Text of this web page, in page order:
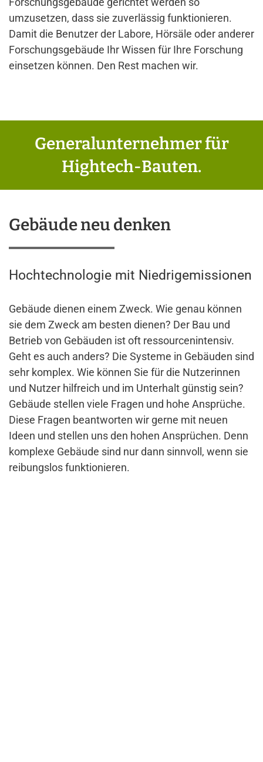
umzusetzen, dass sie zuverlässig funktionieren.
Damit die Benutzer der Labore, Hörsäle oder anderer
Forschungsgebäude Ihr Wissen für Ihre Forschung
einsetzen können. Den Rest machen wir.
Generalunternehmer für
Hightech-Bauten.
Gebäude neu denken
Hochtechnologie mit Niedrigemissionen
Gebäude dienen einem Zweck. Wie genau können
sie dem Zweck am besten dienen? Der Bau und
Betrieb von Gebäuden ist oft ressourcenintensiv.
Geht es auch anders? Die Systeme in Gebäuden sind
sehr komplex. Wie können Sie für die Nutzerinnen
und Nutzer hilfreich und im Unterhalt günstig sein?
Gebäude stellen viele Fragen und hohe Ansprüche.
Diese Fragen beantworten wir gerne mit neuen
Ideen und stellen uns den hohen Ansprüchen. Denn
komplexe Gebäude sind nur dann sinnvoll, wenn sie
reibungslos funktionieren.